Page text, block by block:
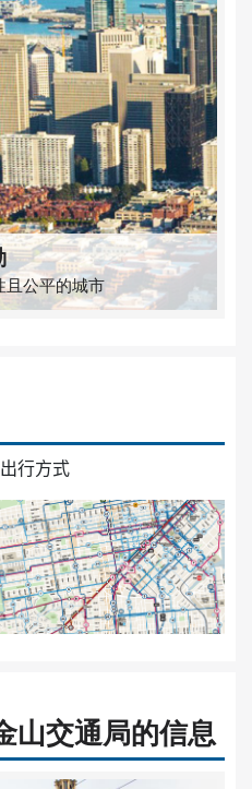
且公平的城市
行方式
山交通局的信息